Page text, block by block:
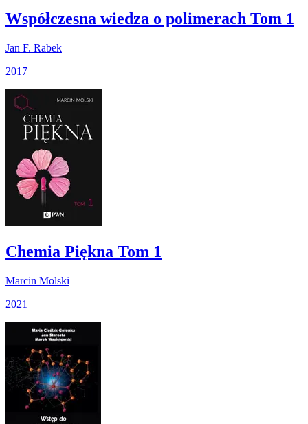
Współczesna wiedza o polimerach Tom 1
Jan F. Rabek
2017
Chemia Piękna Tom 1
Marcin Molski
2021